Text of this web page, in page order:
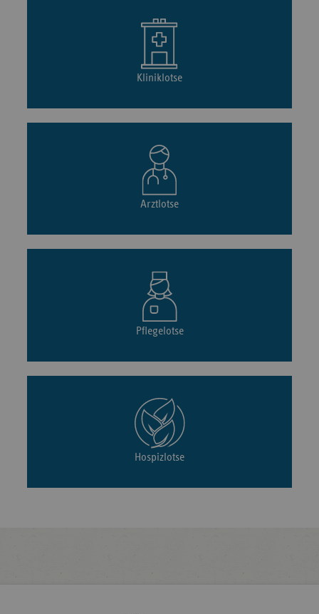
Kliniklotse
Arztlotse
Pflegelotse
Hospizlotse